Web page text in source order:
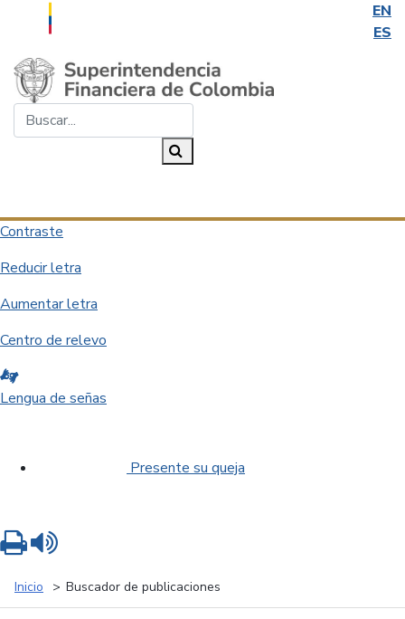
EN
ES
Saltar al contenido principal
Contraste
Reducir letra
Aumentar letra
Centro de relevo
Lengua de señas
Presente su queja
Inicio Buscador de publicaciones
Imprimir